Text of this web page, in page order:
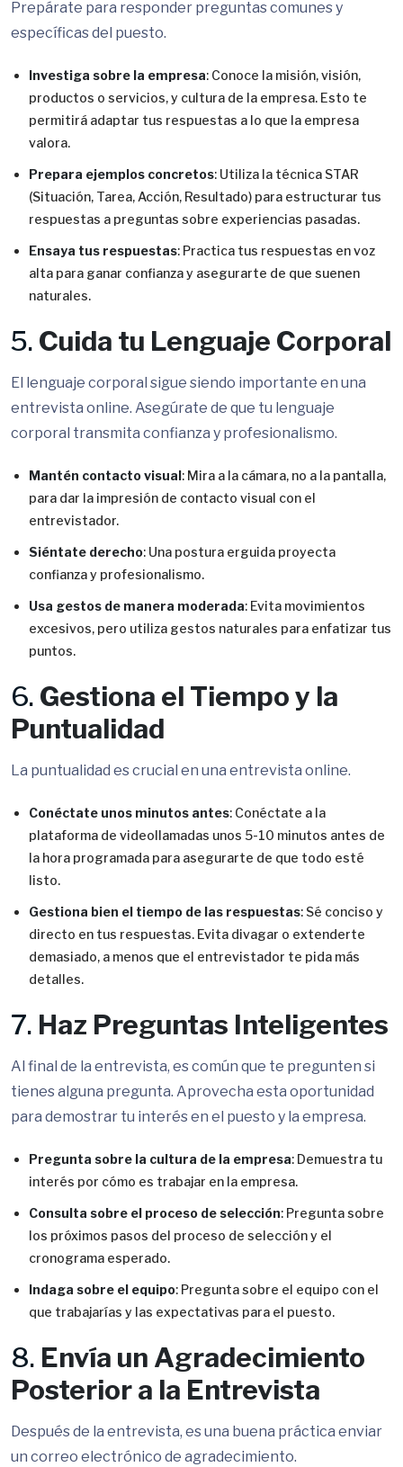
Prepárate para responder preguntas comunes y
específicas del puesto.
Investiga sobre la empresa: Conoce la misión, visión,
productos o servicios, y cultura de la empresa. Esto te
permitirá adaptar tus respuestas a lo que la empresa
valora.
Prepara ejemplos concretos: Utiliza la técnica STAR
(Situación, Tarea, Acción, Resultado) para estructurar tus
respuestas a preguntas sobre experiencias pasadas.
Ensaya tus respuestas: Practica tus respuestas en voz
alta para ganar confianza y asegurarte de que suenen
naturales.
5. Cuida tu Lenguaje Corporal
El lenguaje corporal sigue siendo importante en una
entrevista online. Asegúrate de que tu lenguaje
corporal transmita confianza y profesionalismo.
Mantén contacto visual: Mira a la cámara, no a la pantalla,
para dar la impresión de contacto visual con el
entrevistador.
Siéntate derecho: Una postura erguida proyecta
confianza y profesionalismo.
Usa gestos de manera moderada: Evita movimientos
excesivos, pero utiliza gestos naturales para enfatizar tus
puntos.
6. Gestiona el Tiempo y la
Puntualidad
La puntualidad es crucial en una entrevista online.
Conéctate unos minutos antes: Conéctate a la
plataforma de videollamadas unos 5-10 minutos antes de
la hora programada para asegurarte de que todo esté
listo.
Gestiona bien el tiempo de las respuestas: Sé conciso y
directo en tus respuestas. Evita divagar o extenderte
demasiado, a menos que el entrevistador te pida más
detalles.
7. Haz Preguntas Inteligentes
Al final de la entrevista, es común que te pregunten si
tienes alguna pregunta. Aprovecha esta oportunidad
para demostrar tu interés en el puesto y la empresa.
Pregunta sobre la cultura de la empresa: Demuestra tu
interés por cómo es trabajar en la empresa.
Consulta sobre el proceso de selección: Pregunta sobre
los próximos pasos del proceso de selección y el
cronograma esperado.
Indaga sobre el equipo: Pregunta sobre el equipo con el
que trabajarías y las expectativas para el puesto.
8. Envía un Agradecimiento
Posterior a la Entrevista
Después de la entrevista, es una buena práctica enviar
un correo electrónico de agradecimiento.